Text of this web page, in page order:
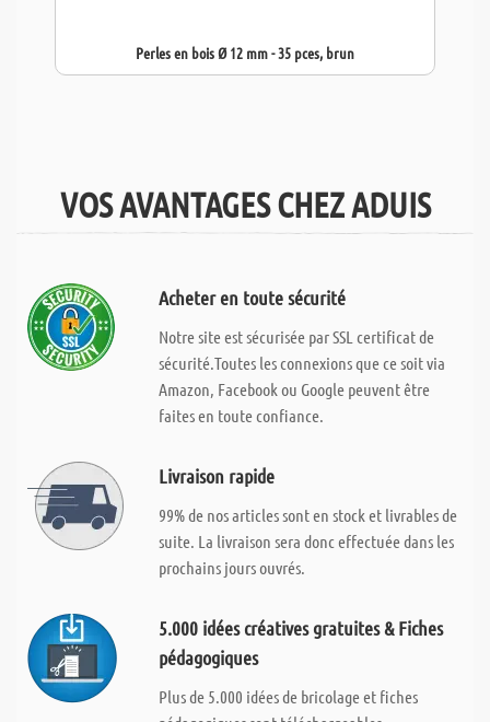
Perles en bois Ø 12 mm - 35 pces, brun
VOS AVANTAGES CHEZ ADUIS
Acheter en toute sécurité
Notre site est sécurisée par SSL certificat de
sécurité.Toutes les connexions que ce soit via
Amazon, Facebook ou Google peuvent être
faites en toute confiance.
Livraison rapide
99% de nos articles sont en stock et livrables de
suite. La livraison sera donc effectuée dans les
prochains jours ouvrés.
5.000 idées créatives gratuites & Fiches
pédagogiques
Plus de 5.000 idées de bricolage et fiches